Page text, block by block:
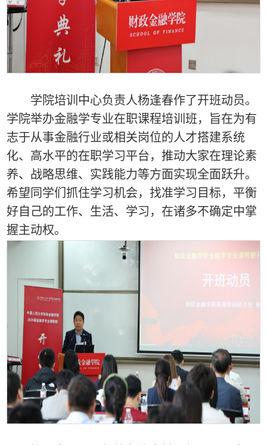
学院培训中心负责人杨逢春作了开班动员。
学院举办金融学专业在职课程培训班，旨在为有
志于从事金融行业或相关岗位的人才搭建系统
化、高水平的在职学习平台，推动大家在理论素
养、战略思维、实践能力等方面实现全面跃升。
希望同学们抓住学习机会，找准学习目标，平衡
好自己的工作、生活、学习，在诸多不确定中掌
握主动权。